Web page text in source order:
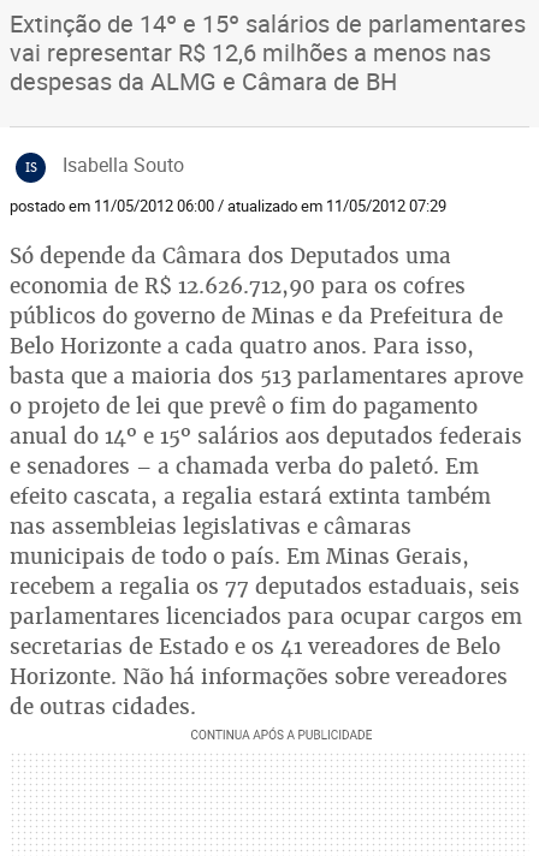
Extinção de 14º e 15º salários de parlamentares
vai representar R$ 12,6 milhões a menos nas
despesas da ALMG e Câmara de BH
IS Isabella Souto
postado em 11/05/2012 06:00 / atualizado em 11/05/2012 07:29
Só depende da Câmara dos Deputados uma
economia de R$ 12.626.712,90 para os cofres
públicos do governo de Minas e da Prefeitura de
Belo Horizonte a cada quatro anos. Para isso,
basta que a maioria dos 513 parlamentares aprove
o projeto de lei que prevê o fim do pagamento
anual do 14º e 15º salários aos deputados federais
e senadores – a chamada verba do paletó. Em
efeito cascata, a regalia estará extinta também
nas assembleias legislativas e câmaras
municipais de todo o país. Em Minas Gerais,
recebem a regalia os 77 deputados estaduais, seis
parlamentares licenciados para ocupar cargos em
secretarias de Estado e os 41 vereadores de Belo
Horizonte. Não há informações sobre vereadores
de outras cidades.